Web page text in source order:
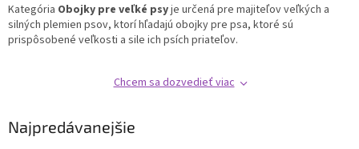
Kategória Obojky pre veľké psyje určená pre majiteľov veľkých a
silných plemien psov, ktorí hľadajú obojky pre psa, ktoré sú
prispôsobené veľkosti a sile ich psích priateľov.
Chcem sa dozvedieť viac
Najpredávanejšie